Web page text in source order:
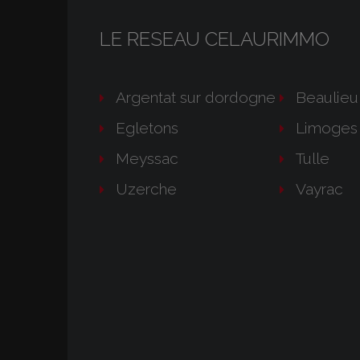
LE RESEAU CELAURIMMO
Argentat sur dordogne
Egletons
Limoges
Meyssac
Tulle
Uzerche
Vayrac